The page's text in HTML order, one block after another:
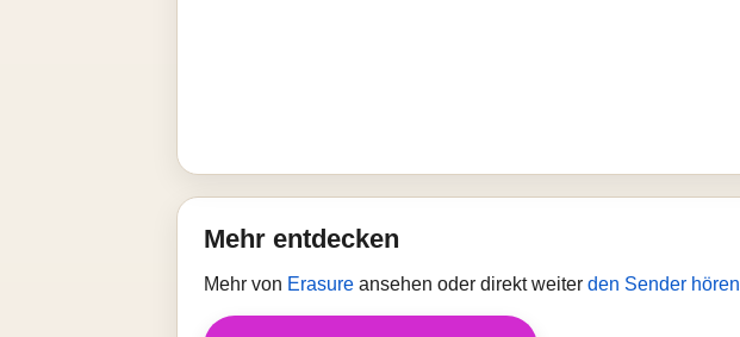
Mehr entdecken
Mehr von Erasure ansehen oder direkt weiter den Sender hören